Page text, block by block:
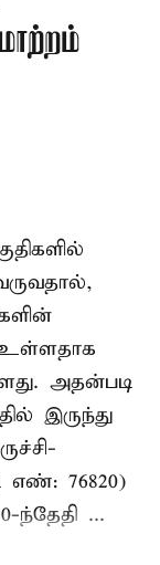
உள்ளதாக
அதன்படி
இருந்து
76820)
ந்தேதி ...